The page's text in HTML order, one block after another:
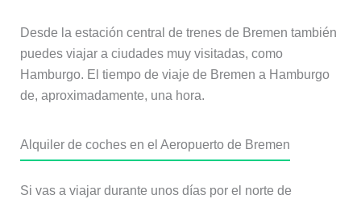
Desde la estación central de trenes de Bremen también
puedes viajar a ciudades muy visitadas, como
Hamburgo. El tiempo de viaje de Bremen a Hamburgo
de, aproximadamente, una hora.
Alquiler de coches en el Aeropuerto de Bremen
Si vas a viajar durante unos días por el norte de